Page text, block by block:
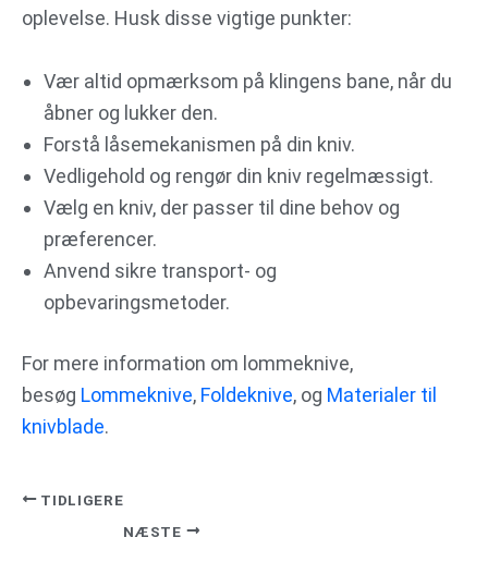
oplevelse. Husk disse vigtige punkter:
Vær altid opmærksom på klingens bane, når du
åbner og lukker den.
Forstå låsemekanismen på din kniv.
Vedligehold og rengør din kniv regelmæssigt.
Vælg en kniv, der passer til dine behov og
præferencer.
Anvend sikre transport- og
opbevaringsmetoder.
For mere information om lommeknive,
besøg Lommeknive, Foldeknive, og Materialer til
knivblade.
TIDLIGERE
NÆSTE